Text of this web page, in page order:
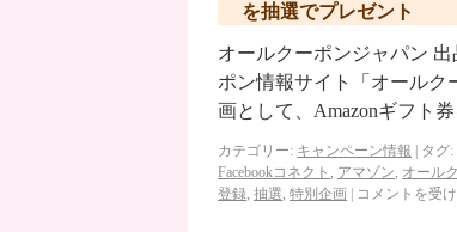
を抽選でプレゼント
オールクーポンジャパン
ポン情報サイト「オールク
画として、Amazonギフト
カテゴリー: キャンペーン情報 タグ:
Facebookコネクト , アマゾン, オール
登録, 抽選, 特別企画 コメントを受